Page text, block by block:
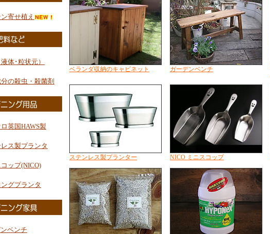
寄せ植え
体･粒状元）
の殺虫・殺菌剤
英国HAWS製
ス製プランタ
コップ(NICO)
グプランタ
ベンチ
ベランダ収納のキャビネット ガーデンベンチ
ステンレス製プランター NICO ミニスコップ